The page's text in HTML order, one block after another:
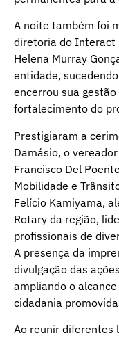
A noite também foi
diretoria do Interact
Helena Murray
entidade,
encerrou sua
fortalecimento do
Prestigiaram a
Damásio, o
Francisco Del
Mobilidade e
Felício Kamiyama,
Rotary da região,
profissionais de
A presença da
divulgação das
ampliando o
cidadania
Ao reunir diferentes